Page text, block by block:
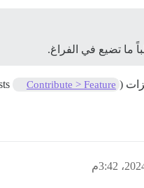
ما تضيع في الفراغ.
(
Contribute > Feature